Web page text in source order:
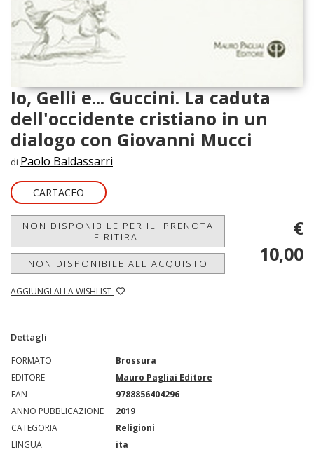
Io, Gelli e... Guccini. La caduta
dell'occidente cristiano in un
dialogo con Giovanni Mucci
di Paolo Baldassarri
CARTACEO
NON DISPONIBILE PER IL 'PRENOTA
E RITIRA'
NON DISPONIBILE ALL'ACQUISTO
AGGIUNGI ALLA WISHLIST
€
10,00
Dettagli
FORMATO
Brossura
EDITORE
Mauro Pagliai Editore
EAN
9788856404296
ANNO PUBBLICAZIONE
2019
CATEGORIA
Religioni
LINGUA
ita